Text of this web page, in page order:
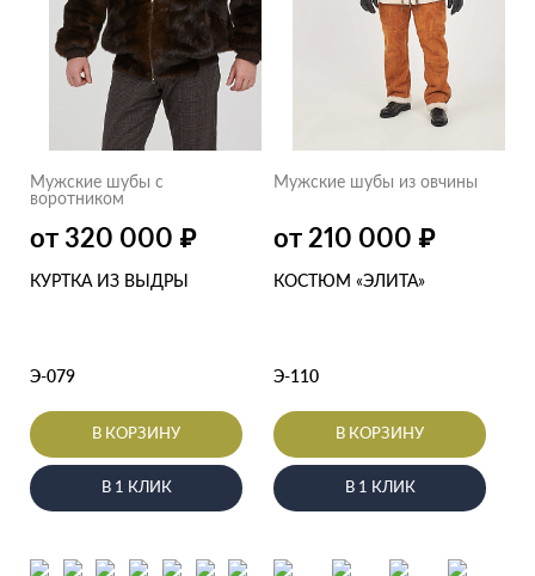
Мужские шубы с
воротником
от 320 000 ₽
КУРТКА ИЗ ВЫДРЫ
Э-079
В КОРЗИНУ
В 1 КЛИК
Мужские шубы из овчины
от 210 000 ₽
КОСТЮМ «ЭЛИТА»
Э-110
В КОРЗИНУ
В 1 КЛИК